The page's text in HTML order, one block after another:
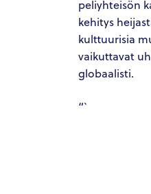
peliyhteisön
kehitys
kulttuurisia
vaikuttavat
globaalisti.
“`